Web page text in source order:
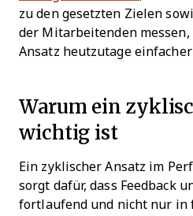
zu den gesetzten Zielen
der Mitarbeitenden messen,
Ansatz heutzutage
Warum ein
wichtig ist
Ein zyklischer Ansatz im
sorgt dafür, dass Feedback
fortlaufend und nicht nur in